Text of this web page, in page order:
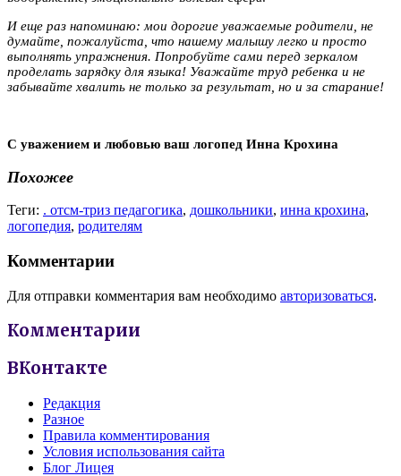
И еще раз напоминаю: мои дорогие уважаемые родители, не
думайте, пожалуйста, что нашему малышу легко и просто
выполнять упражнения. Попробуйте сами перед зеркалом
проделать зарядку для языка! Уважайте труд ребенка и не
забывайте хвалить не только за результат, но и за старание!
С уважением и любовью ваш логопед Инна Крохина
Похожее
Теги: . отсм-триз педагогика, дошкольники, инна крохина,
логопедия, родителям
Комментарии
Для отправки комментария вам необходимо авторизоваться.
Комментарии
ВКонтакте
Редакция
Разное
Правила комментирования
Условия использования сайта
Блог Лицея